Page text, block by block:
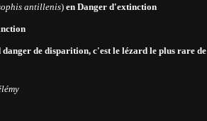
antillenis) en Danger d'extinction
danger de disparition, c'est le lézard le plus rare de